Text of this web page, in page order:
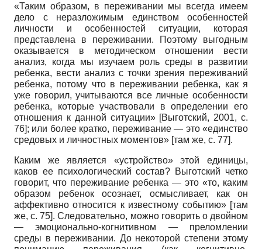
«Таким образом, в переживании мы всегда имеем
дело с неразложимым единством особенностей
личности и особенностей ситуации, которая
представлена в переживании. Поэтому выгодным
оказывается в методическом отношении вести
анализ, когда мы изучаем роль среды в развитии
ребенка, вести анализ с точки зрения переживаний
ребенка, потому что в переживании ребенка, как я
уже говорил, учитываются все личные особенности
ребенка, которые участвовали в определении его
отношения к данной ситуации» [Выготский, 2001, с.
76]; или более кратко, переживание — это «единство
средовых и личностных моментов» [там же, с. 77].
Каким же является «устройство» этой единицы,
каков ее психологический состав? Выготский четко
говорит, что переживание ребенка — это «то, каким
образом ребенок осознает, осмысливает, как он
аффективно относится к известному событию» [там
же, с. 75]. Следовательно, можно говорить о двойном
— эмоционально-когнитивном — преломлении
среды в переживании. До некоторой степени этому